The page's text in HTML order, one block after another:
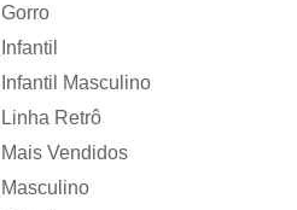
Gorro
Infantil
Infantil Masculino
Linha Retrô
Mais Vendidos
Masculino